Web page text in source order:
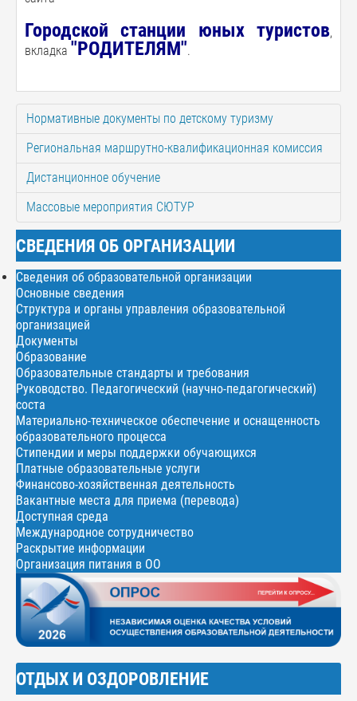
Городской станции юных туристов,
вкладка "РОДИТЕЛЯМ".
Нормативные документы по детскому туризму
Региональная маршрутно-квалификационная комиссия
Дистанционное обучение
Массовые мероприятия СЮТУР
СВЕДЕНИЯ ОБ ОРГАНИЗАЦИИ
Сведения об образовательной организации
Основные сведения
Структура и органы управления образовательной
организацией
Документы
Образование
Образовательные стандарты и требования
Руководство. Педагогический (научно-педагогический)
соста
Материально-техническое обеспечение и оснащенность
образовательного процесса
Стипендии и меры поддержки обучающихся
Платные образовательные услуги
Финансово-хозяйственная деятельность
Вакантные места для приема (перевода)
Доступная среда
Международное сотрудничество
Раскрытие информации
Организация питания в ОО
ОТДЫХ И ОЗДОРОВЛЕНИЕ